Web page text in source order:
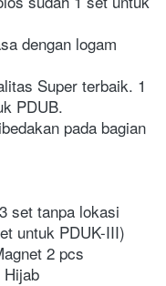
dengan logam
Super terbaik. 1
PDUB.
pada bagian
set tanpa lokasi
untuk PDUK-III)
2 pcs